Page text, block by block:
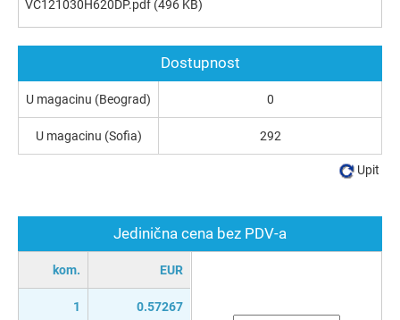
VC121030H620DP.pdf (496 KB)
Jedinična cena bez PDV-a
kom. EUR
1 0.57267
Dostupnost
U magacinu (Beograd) 0
U magacinu (Sofia) 292
Upit